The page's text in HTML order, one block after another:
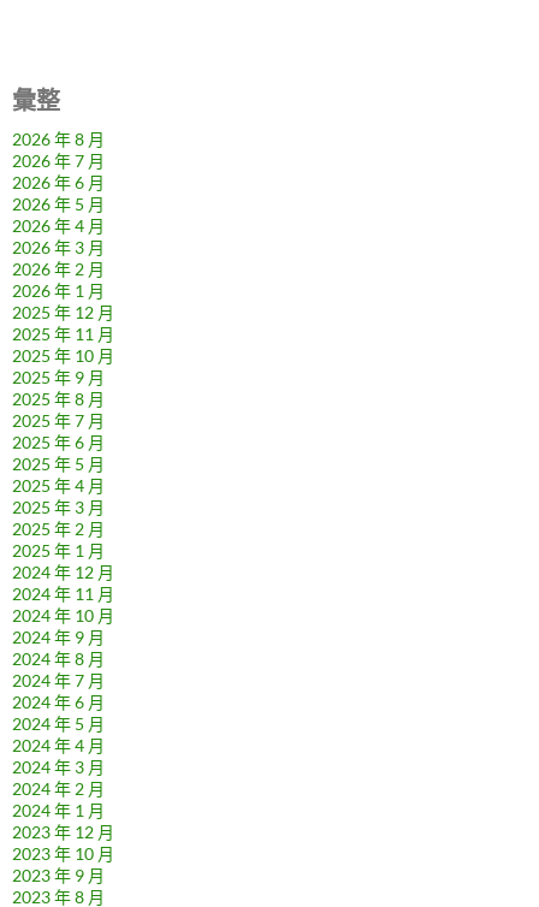
彙整
2026 年 8 月
2026 年 7 月
2026 年 6 月
2026 年 5 月
2026 年 4 月
2026 年 3 月
2026 年 2 月
2026 年 1 月
2025 年 12 月
2025 年 11 月
2025 年 10 月
2025 年 9 月
2025 年 8 月
2025 年 7 月
2025 年 6 月
2025 年 5 月
2025 年 4 月
2025 年 3 月
2025 年 2 月
2025 年 1 月
2024 年 12 月
2024 年 11 月
2024 年 10 月
2024 年 9 月
2024 年 8 月
2024 年 7 月
2024 年 6 月
2024 年 5 月
2024 年 4 月
2024 年 3 月
2024 年 2 月
2024 年 1 月
2023 年 12 月
2023 年 10 月
2023 年 9 月
2023 年 8 月